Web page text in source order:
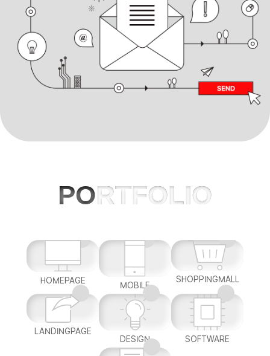
PORTFOLIO
HOMEPAGE MOBILE
SHOPPINGMALL
LANDINGPAGE
DESIGN
SOFTWARE